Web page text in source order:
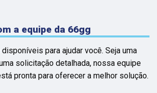
a equipe da 66gg
para ajudar você. Seja uma
solicitação detalhada, nossa equipe
pronta para oferecer a melhor solução.